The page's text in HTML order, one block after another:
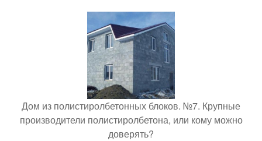
Дом из полистиролбетонных блоков. №7. Крупные
производители полистиролбетона, или кому можно
доверять?